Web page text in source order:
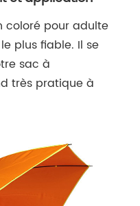
coloré pour adulte
plus fiable. Il se
sac à
très pratique à